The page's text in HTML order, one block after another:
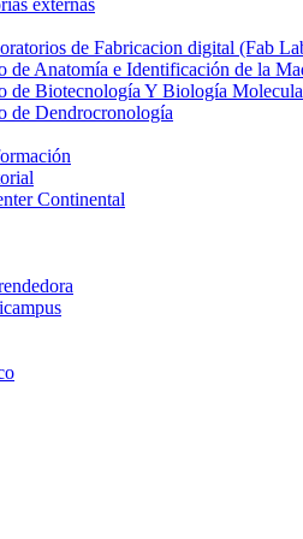
externas
de Fabricacion digital (Fab
de Anatomía e Identificación de la
de Biotecnología Y Biología
de Dendrocronología
Continental